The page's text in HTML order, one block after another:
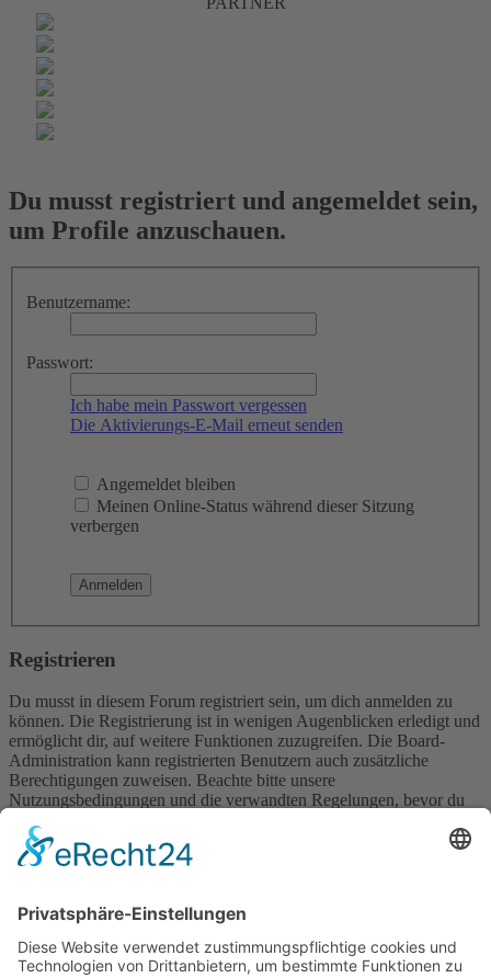
Du musst registriert und angemeldet sein,
um Profile anzuschauen.
Benutzername:
Passwort:
Ich habe mein Passwort vergessen
Die Aktivierungs-E-Mail erneut senden
Angemeldet bleiben
Meinen Online-Status während dieser Sitzung
verbergen
Registrieren
Du musst in diesem Forum registriert sein, um dich anmelden zu
können. Die Registrierung ist in wenigen Augenblicken erledigt und
ermöglicht dir, auf weitere Funktionen zuzugreifen. Die Board-
Administration kann registrierten Benutzern auch zusätzliche
Berechtigungen zuweisen. Beachte bitte unsere
Nutzungsbedingungen und die verwandten Regelungen, bevor du
wenn du dich in diesem Board bewegst.